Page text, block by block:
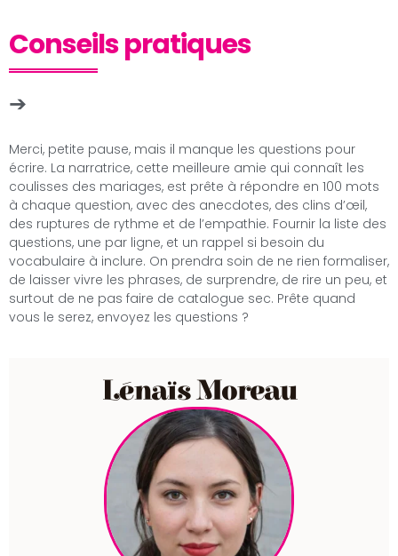
Conseils pratiques
Merci, petite pause, mais il manque les questions pour
écrire. La narratrice, cette meilleure amie qui connaît les
coulisses des mariages, est prête à répondre en 100 mots
à chaque question, avec des anecdotes, des clins d’œil,
des ruptures de rythme et de l’empathie. Fournir la liste des
questions, une par ligne, et un rappel si besoin du
vocabulaire à inclure. On prendra soin de ne rien formaliser,
de laisser vivre les phrases, de surprendre, de rire un peu, et
surtout de ne pas faire de catalogue sec. Prête quand
vous le serez, envoyez les questions ?
Lénaïs Moreau